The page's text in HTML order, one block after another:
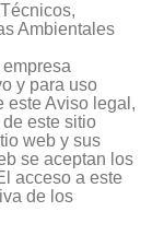
Ambientales
y para uso
este Aviso legal,
este sitio
web y sus
se aceptan los
acceso a este
de los